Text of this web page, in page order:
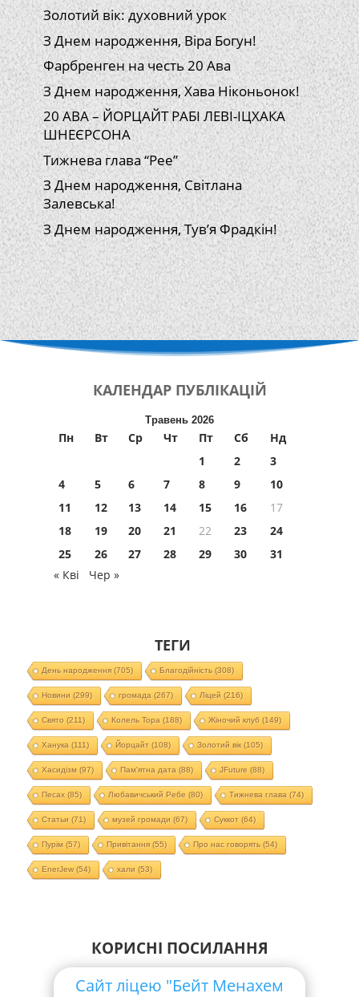
Золотий вік: духовний урок
З Днем народження, Віра Богун!
Фарбренген на честь 20 Ава
З Днем народження, Хава Ніконьонок!
20 АВА – ЙОРЦАЙТ РАБІ ЛЕВІ-ІЦХАКА
ШНЕЄРСОНА
Тижнева глава “Рее”
З Днем народження, Світлана
Залевська!
З Днем народження, Тув’я Фрадкін!
КАЛЕНДАР ПУБЛІКАЦІЙ
Травень 2026
Пн Вт Ср Чт Пт Сб
Нд
1
2
3
4
5 6 7 8 9
10
11
12 13 14 15 16
17
18
19 20 21 22 23
24
25
26 27 28 29 30
31
« Кві
Чер »
ТЕГИ
День народження(705) Благодійність (308)
Новини (299) громада (267) Ліцей (216)
Свято (211) Колель Тора (188) Жіночий клуб (149)
Ханука (111) Йорцайт (108) Золотий вік(105)
Хасидізм (97) Пам'ятна дата (88) JFuture (88)
Песах(85) Любавичський Ребе (80) Тижнева глава (74)
Статьи (71) музей громади (67) Суккот (64)
Пурім (57) Привітання(55) Про нас говорять (54)
EnerJew(54) хали (53)
КОРИСНІ ПОСИЛАННЯ
Сайт ліцею "Бейт Менахем